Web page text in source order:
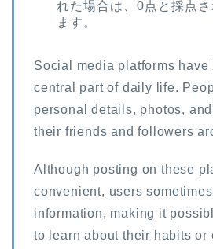
れた場合は、0点と採点
ます。
Social media platforms have
central part of daily life.
personal details, photos,
their friends and followers
Although posting on these
convenient, users
information, making it
to learn about their habits or